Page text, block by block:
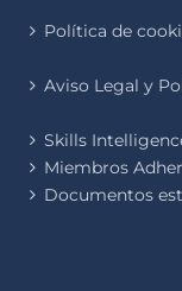
Política de
Aviso Legal y
Skills
Miembros
Documentos